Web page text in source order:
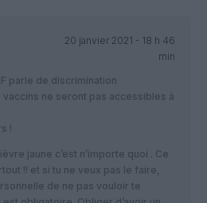
20 janvier 2021 - 18 h 46
min
parle de discrimination
ne seront pas accessibles à
!
jaune c’est n’importe quoi . Ce
!! et si tu ne veux pas le faire,
de ne pas vouloir te